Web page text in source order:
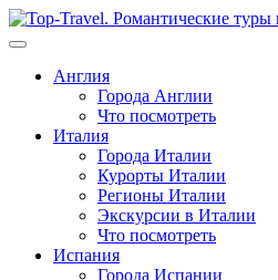
Перейти
к
Англия
Города Англии
Что посмотреть
Италия
Города Италии
Курорты Италии
Регионы Италии
Экскурсии в Италии
Что посмотреть
Испания
Города Испании